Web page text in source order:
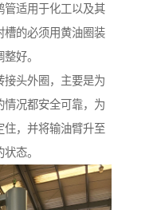
管适用于化工以及其
槽的必须用黄油圈装
好。
接头外圈，主要是为
情况都安全可靠，为
住，并将输油臂升至
态。